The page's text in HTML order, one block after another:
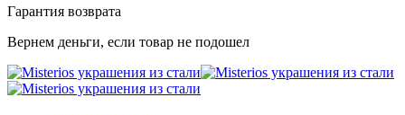
Гарантия возврата
Вернем деньги, если товар не подошел